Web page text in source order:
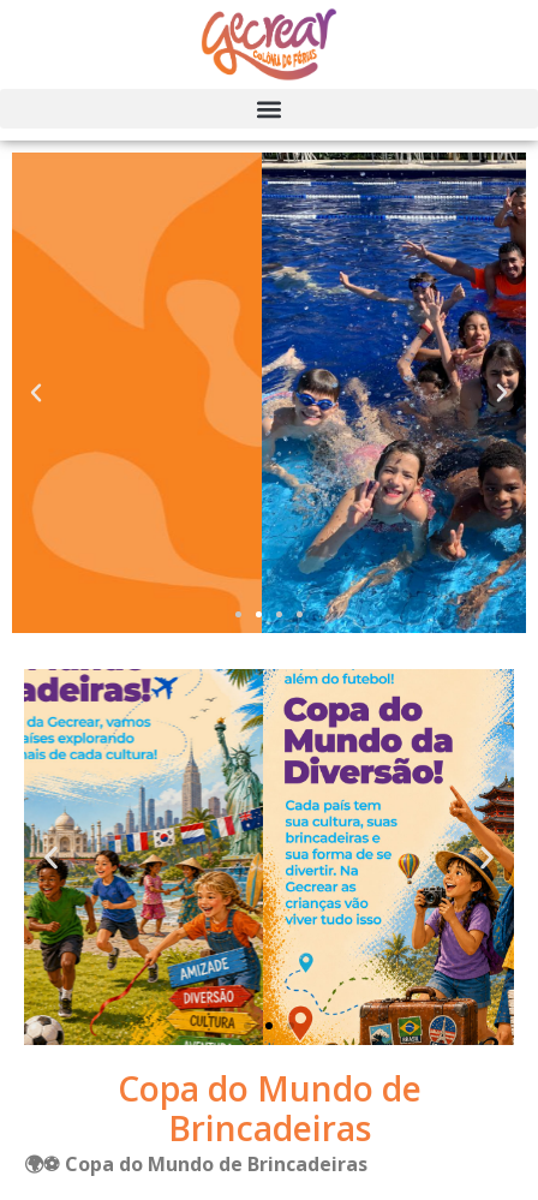
Colônias de Férias
Temporada Inverno 2026
Inscrições Abertas
Copa do Mundo de
Brincadeiras
🌍⚽ Copa do Mundo de Brincadeiras